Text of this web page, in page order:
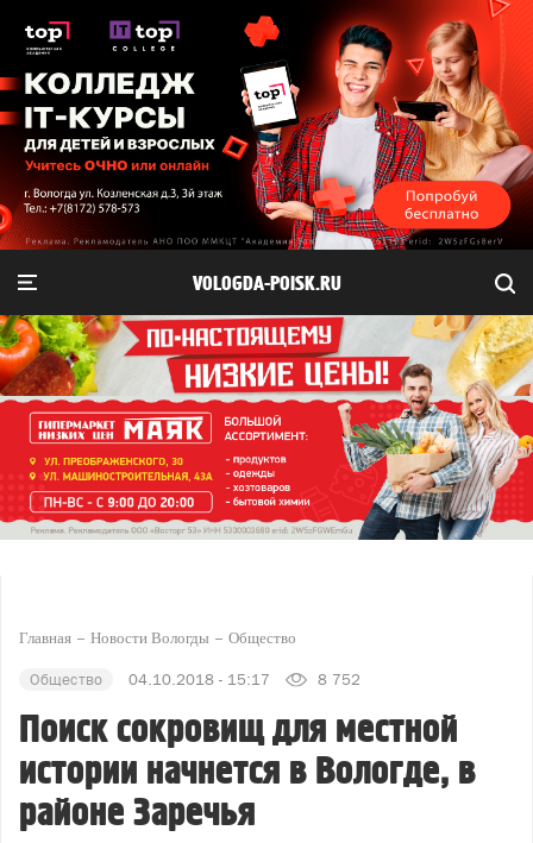
VOLOGDA-POISK.RU
Главная Новости Вологды Общество
Общество 04.10.2018 - 15:17 8 752
Поиск сокровищ для местной
истории начнется в Вологде, в
районе Заречья